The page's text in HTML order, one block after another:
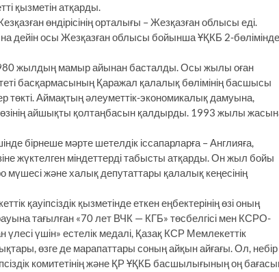
қызметін атқарды.
өндірісінің орталығы – Жезқазған облысы еді.
осы Жезқазған облысы бойынша ҰҚКБ 2-бөлімінде
жылдың мамыр айынан басталды. Осы жылы оған
басқармасының Қаражал қалалық бөлімінің басшысы
Аймақтың әлеуметтік-экономикалық дамуына,
айшықты қолтаңбасын қалдырды. 1993 жылы
бірнеше мәрте шетелдік іссапарларға – Англияға,
жүктелген міндеттерді табысты атқарды. Он жыл бойы
және халық депутаттары қалалық кеңесінің
қауіпсіздік қызметінде еткен еңбектерінің өзі оның
тағылған «70 лет ВЧК — КГБ» төсбелгісі мен КСРО-
үлесі үшін» естелік медалі, Қазақ КСР Мемлекеттік
өзге де марапаттары соның айқын айғағы. Ол, небір
комитетінің және ҚР ҰҚКБ басшылығының оң